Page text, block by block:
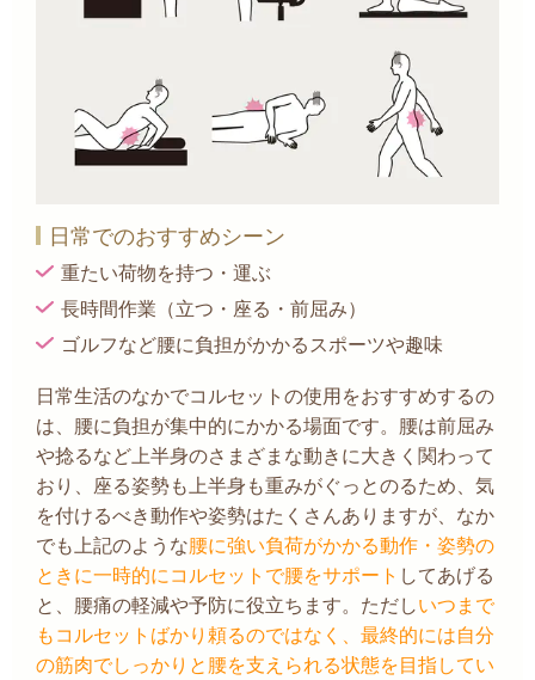
日常でのおすすめシーン
重たい荷物を持つ・運ぶ
長時間作業（立つ・座る・前屈み）
ゴルフなど腰に負担がかかるスポーツや趣味
日常生活のなかでコルセットの使用をおすすめするの
は、腰に負担が集中的にかかる場面です。腰は前屈み
や捻るなど上半身のさまざまな動きに大きく関わって
おり、座る姿勢も上半身も重みがぐっとのるため、気
を付けるべき動作や姿勢はたくさんありますが、なか
でも上記のような腰に強い負荷がかかる動作・姿勢の
ときに一時的にコルセットで腰をサポート してあげる
と、腰痛の軽減や予防に役立ちます。ただしいつまで
もコルセットばかり頼るのではなく、最終的には自分
の筋肉でしっかりと腰を支えられる状態を目指してい